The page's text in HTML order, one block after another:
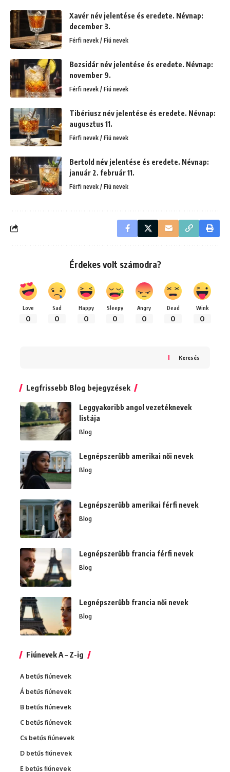
Xavér név jelentése és eredete. Névnap:
december 3.
Férfi nevek / Fiú nevek
Bozsidár név jelentése és eredete. Névnap:
november 9.
Férfi nevek / Fiú nevek
Tibériusz név jelentése és eredete. Névnap:
augusztus 11.
Férfi nevek / Fiú nevek
Bertold név jelentése és eredete. Névnap:
január 2. február 11.
Férfi nevek / Fiú nevek
Érdekes volt számodra?
Love
0
Sad
0
Happy
0
Sleepy
0
Angry
0
Dead
0
Wink
0
Keresés
Legfrissebb Blog bejegyzések
Leggyakoribb angol vezetéknevek
listája
Blog
Legnépszerűbb amerikai női nevek
Blog
Legnépszerűbb amerikai férfi nevek
Blog
Legnépszerűbb francia férfi nevek
Blog
Legnépszerűbb francia női nevek
Blog
Fiúnevek A – Z-ig
A betűs fiúnevek
Á betűs fiúnevek
B betűs fiúnevek
C betűs fiúnevek
Cs betűs fiúnevek
D betűs fiúnevek
E betűs fiúnevek